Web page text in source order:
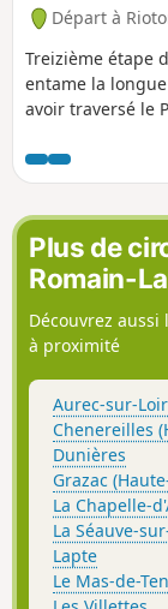
Départ à
Treizième étape
entame la longue
avoir traversé le
parcours d’un
tant dans
Plus de
Romain-
Découvrez
à proximité
Aurec-sur-
Chenereilles
Dunières
Grazac
La Chapelle-
La Séauve-
Lapte
Le Mas-de-